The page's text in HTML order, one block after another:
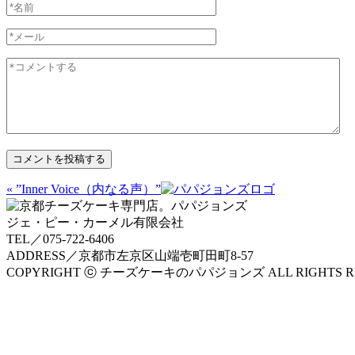
« ”Inner Voice（内なる声）”
ジェ・ピー・カーメル有限会社
TEL／075-722-6406
ADDRESS／京都市左京区山端壱町田町8-57
COPYRIGHT ⓒ チーズケーキのパパジョンズ ALL RIGHTS